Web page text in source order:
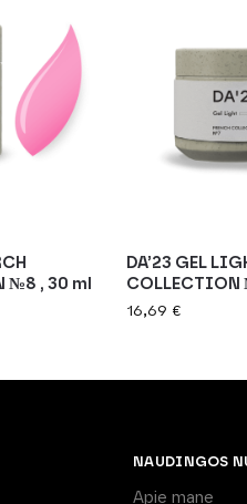
№8 , 30 ml
DA’23 GEL
COLLECTION
16,69 €
NAUDINGOS
Apie mane